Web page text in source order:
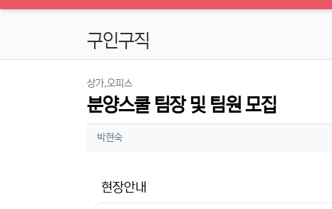
구인구직
상가,오피스
분양스쿨 팀장 및 팀원 모집
작성자 정보
박현숙작성
현장안내